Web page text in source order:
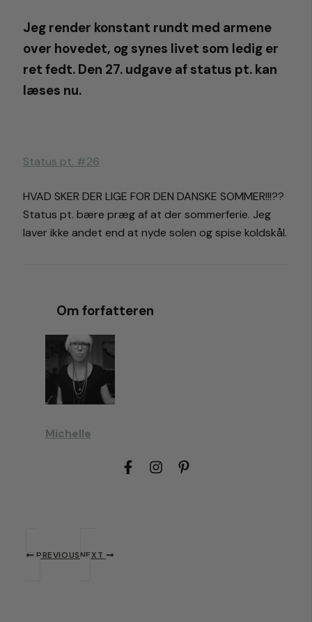
Jeg render konstant rundt med armene
over hovedet, og synes livet som ledig er
ret fedt. Den 27. udgave af status pt. kan
læses nu.
Status pt. #26
HVAD SKER DER LIGE FOR DEN DANSKE SOMMER!!!??
Status pt. bære præg af at der sommerferie. Jeg
laver ikke andet end at nyde solen og spise koldskål.
Om forfatteren
Michelle
PREVIOUSNEXT